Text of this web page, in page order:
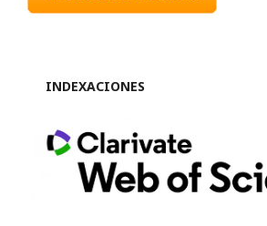
INDEXACIONES